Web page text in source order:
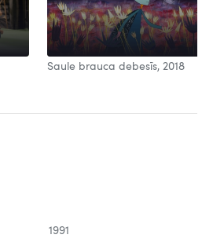
Saule brauca debesīs, 2018
1991